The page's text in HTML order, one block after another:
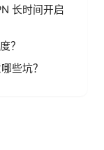
长时间开启
？
些坑？